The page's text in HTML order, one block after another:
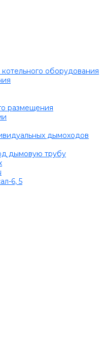
оборудования
размещения
дымоходов
дымовую трубу
6, 5